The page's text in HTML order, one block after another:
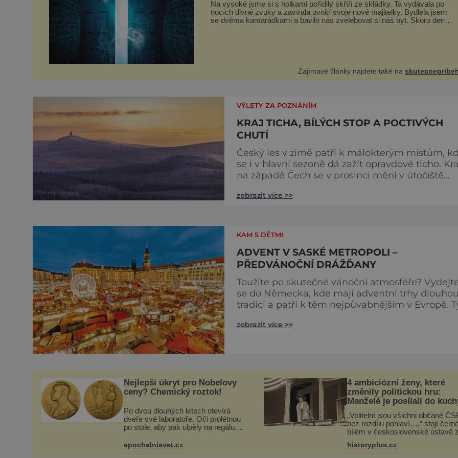
Na vysoké jsme si s holkami pořídily skříň ze skládky. Ta vydávala po
nocích divné zvuky a zavírala uvnitř svoje nové majitelky. Bydlela jsem
se dvěma kamarádkami a bavilo nás zvelebovat si náš byt. Skoro denně
Zajímavé články najdete také na
VÝLETY ZA POZNÁNÍM
KRAJ TICHA, BÍLÝCH STOP A POCTIVÝCH
CHUTÍ
Český les v zimě patří k málokterým místům,
se i v hlavní sezoně dá zažít opravdové ticho.
na západě Čech se v prosinci mění v útočiště
zimní krajinu, čistý vzduch a pohyb, který zahřeje.
a nabízí profily vhodné pro rodiny, rekreační
zobrazit více >>
KAM S DĚTMI
ADVENT V SASKÉ METROPOLI –
PŘEDVÁNOČNÍ DRÁŽĎANY
Toužíte po skutečné vánoční atmosféře?
se do Německa, kde mají adventní trhy dlouhou
tradici a patří k těm nejpůvabnějším v Evropě.
začínají 26. 11. 2025 a potrvají do 24. 12. 2025. A
zobrazit více >>
Nejlepší úkryt pro Nobelovy
ceny? Chemický roztok!
Po dvou dlouhých letech otevírá
dveře své laboratoře. Oči prolétnou
po stole, aby pak ulpěly na regálu,
Hledá žluto-oranžovou tekutinu,
jakmile ji zahlédne, nesmírně se
epochalnisvet.cz
4 ambiciózní ženy, které
změnily politickou hru:
Manželé je posílali do
„Volitelní jsou všichni občané
bez rozdílu pohlaví…,“ stojí
bílém v československé ústavě z
úpravu čekají ženy napříč celým
historyplus.cz